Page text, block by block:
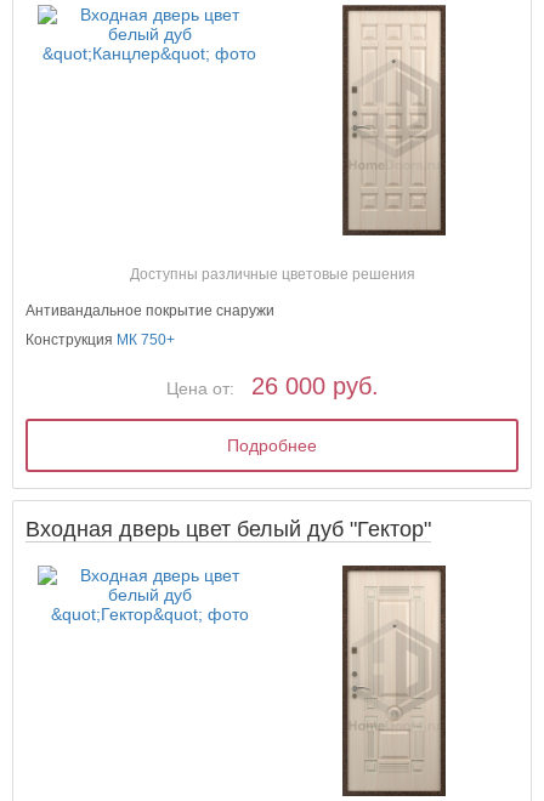
Доступны различные цветовые решения
Антивандальное покрытие снаружи
Конструкция МК 750+
Цена от: 26 000 руб.
Подробнее
Входная дверь цвет белый дуб "Гектор"